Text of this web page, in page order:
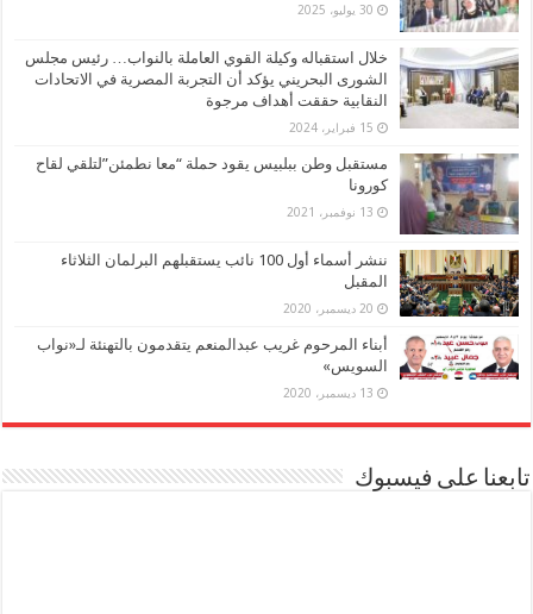
30 يوليو، 2025
خلال استقباله وكيلة القوي العاملة بالنواب… رئيس مجلس
الشورى البحريني يؤكد أن التجربة المصرية في الاتحادات
النقابية حققت أهداف مرجوة
15 فبراير، 2024
مستقبل وطن ببلبيس يقود حملة “معا نطمئن”لتلقي لقاح
كورونا
13 نوفمبر، 2021
ننشر أسماء أول 100 نائب يستقبلهم البرلمان الثلاثاء
المقبل
20 ديسمبر، 2020
أبناء المرحوم غريب عبدالمنعم يتقدمون بالتهنئة لـ«نواب
السويس»
13 ديسمبر، 2020
تابعنا على فيسبوك